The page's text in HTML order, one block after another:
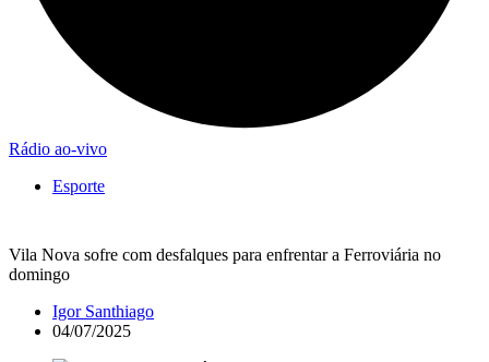
Rádio ao-vivo
Esporte
Vila Nova sofre com desfalques para enfrentar a Ferroviária no
domingo
Igor Santhiago
04/07/2025